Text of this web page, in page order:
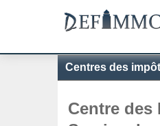
Centres des
Centre des